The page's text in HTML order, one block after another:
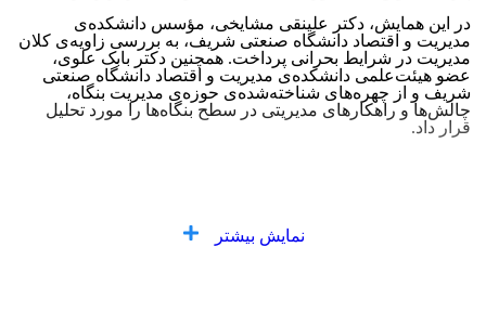
در این همایش، دکتر علینقی مشایخی، مؤسس دانشکده‌ی
مدیریت و اقتصاد دانشگاه صنعتی شریف، به بررسی زاویه‌ی کلان
مدیریت در شرایط بحرانی پرداخت. همچنین دکتر بابک علوی،
عضو هیئت‌علمی دانشکده‌ی مدیریت و اقتصاد دانشگاه صنعتی
شریف و از چهره‌های شناخته‌شده‌ی حوزه‌ی مدیریت بنگاه،
چالش‌ها و راهکارهای مدیریتی در سطح بنگاه‌ها را مورد تحلیل
قرار داد.
نمایش بیشتر